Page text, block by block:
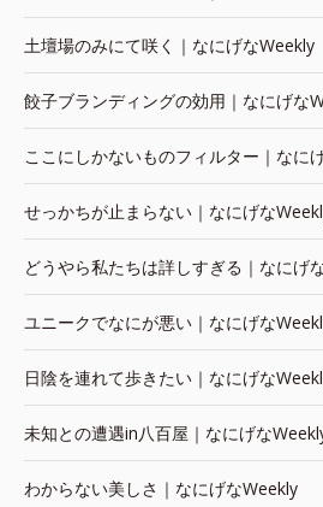
土壇場のみにて咲く｜なにげなWeekly
餃子ブランディングの効用｜なにげな
ここにしかないものフィルター｜なに
せっかちが止まらない｜なにげな
どうやら私たちは詳しすぎる｜なにげ
ユニークでなにが悪い｜なにげな
日陰を連れて歩きたい｜なにげな
未知との遭遇in八百屋｜なにげな
わからない美しさ｜なにげなWeekly